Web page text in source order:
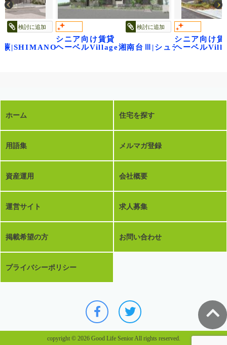
検討に追加
蕨|SHIMANO
検討に追加
シニア向け賃貸
ヘーベルVillage湘南台Ⅲ|シュテルン湘南
シニア向け賃
ヘーベル
ホーム 住宅を探す
用語集 メルマガ登録
資産運用 会社概要
運営サイト 求人募集
掲載希望の方 お問い合わせ
プライバシーポリシー
copyright © 2026 Good Life Senior All rights reserved.